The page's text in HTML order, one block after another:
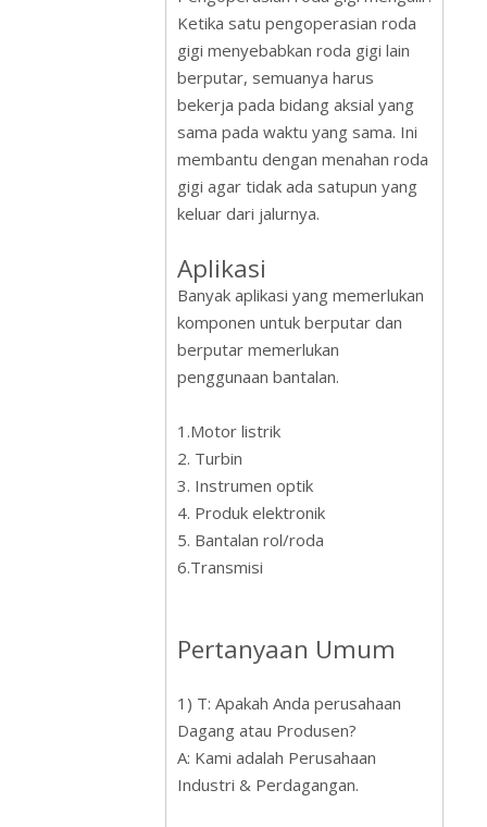
Ketika satu pengoperasian roda
gigi menyebabkan roda gigi lain
berputar, semuanya harus
bekerja pada bidang aksial yang
sama pada waktu yang sama. Ini
membantu dengan menahan roda
gigi agar tidak ada satupun yang
keluar dari jalurnya.
Aplikasi
Banyak aplikasi yang memerlukan
komponen untuk berputar dan
berputar memerlukan
penggunaan bantalan.
1.Motor listrik
2. Turbin
3. Instrumen optik
4. Produk elektronik
5. Bantalan rol/roda
6.Transmisi
Pertanyaan Umum
1) T: Apakah Anda perusahaan
Dagang atau Produsen?
A: Kami adalah Perusahaan
Industri & Perdagangan.